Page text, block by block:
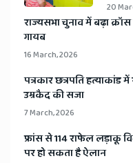
20
​राज्यसभा चुनाव में बढ़ा
गायब
16 March, 2026
​पत्रकार छत्रपति हत्याकांड
उम्रकैद की सजा
7 March, 2026
​फ्रांस से 114 राफेल लड़ाकू
पर हो सकता है ऐलान